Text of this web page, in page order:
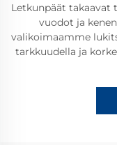
Letkunpäät takaavat
vuodot ja
valikoimaamme
tarkkuudella ja